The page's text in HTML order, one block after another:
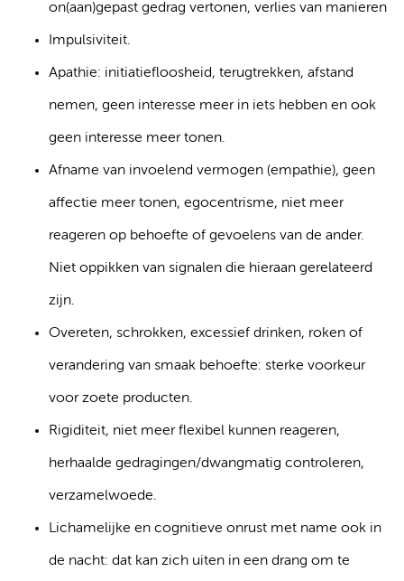
on(aan)gepast gedrag vertonen, verlies van manieren
Impulsiviteit.
Apathie: initiatiefloosheid, terugtrekken, afstand
nemen, geen interesse meer in iets hebben en ook
geen interesse meer tonen.
Afname van invoelend vermogen (empathie), geen
affectie meer tonen, egocentrisme, niet meer
reageren op behoefte of gevoelens van de ander.
Niet oppikken van signalen die hieraan gerelateerd
zijn.
Overeten, schrokken, excessief drinken, roken of
verandering van smaak behoefte: sterke voorkeur
voor zoete producten.
Rigiditeit, niet meer flexibel kunnen reageren,
herhaalde gedragingen/dwangmatig controleren,
verzamelwoede.
Lichamelijke en cognitieve onrust met name ook in
de nacht: dat kan zich uiten in een drang om te